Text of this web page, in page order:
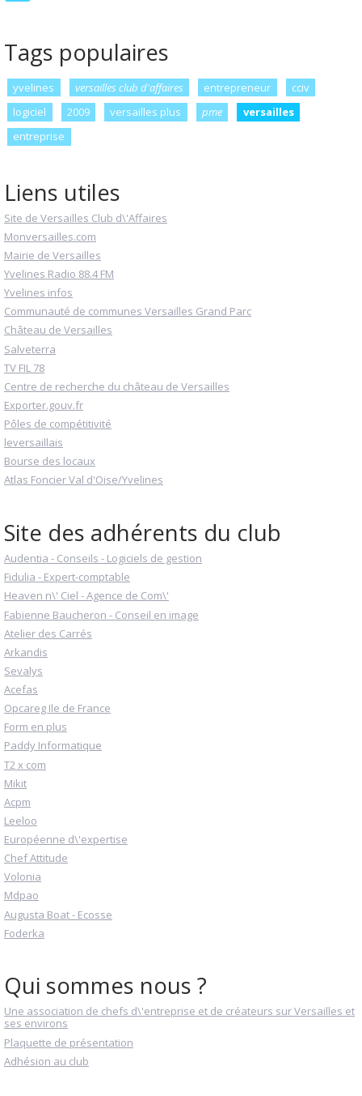
Tags populaires
yvelines versailles club d'affaires entrepreneur
cciv
logiciel
2009 versailles plus pme
versailles
entreprise
Liens utiles
Site de Versailles Club d\'Affaires
Monversailles.com
Mairie de Versailles
Yvelines Radio 88.4 FM
Yvelines infos
Communauté de communes Versailles Grand Parc
Château de Versailles
Salveterra
TV FIL 78
Centre de recherche du château de Versailles
Exporter.gouv.fr
Pôles de compétitivité
leversaillais
Bourse des locaux
Atlas Foncier Val d'Oise/Yvelines
Site des adhérents du club
Audentia - Conseils - Logiciels de gestion
Fidulia - Expert-comptable
Heaven n\' Ciel - Agence de Com\'
Fabienne Baucheron - Conseil en image
Atelier des Carrés
Arkandis
Sevalys
Acefas
Opcareg Ile de France
Form en plus
Paddy Informatique
T2 x com
Mikit
Acpm
Leeloo
Européenne d\'expertise
Chef Attitude
Volonia
Mdpao
Augusta Boat - Ecosse
Foderka
Qui sommes nous ?
Une association de chefs d\'entreprise et de créateurs sur Versailles et
ses environs
Plaquette de présentation
Adhésion au club